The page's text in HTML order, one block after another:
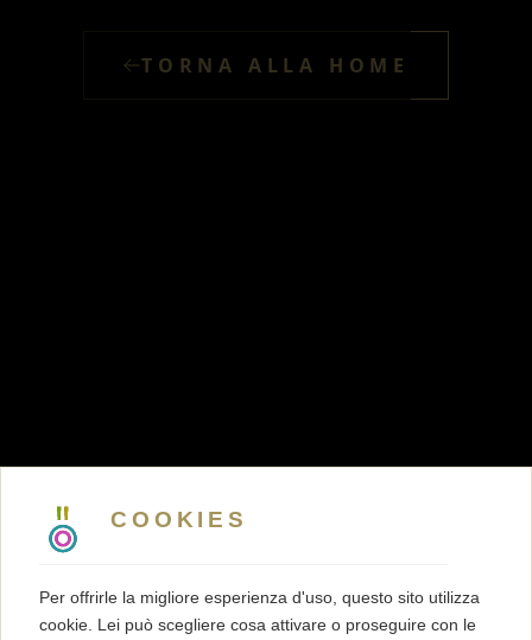
COOKIES
Per offrirle la migliore esperienza d'uso, questo sito utilizza
cookie. Lei può scegliere cosa attivare o proseguire con le
TORNA ALLA HOME